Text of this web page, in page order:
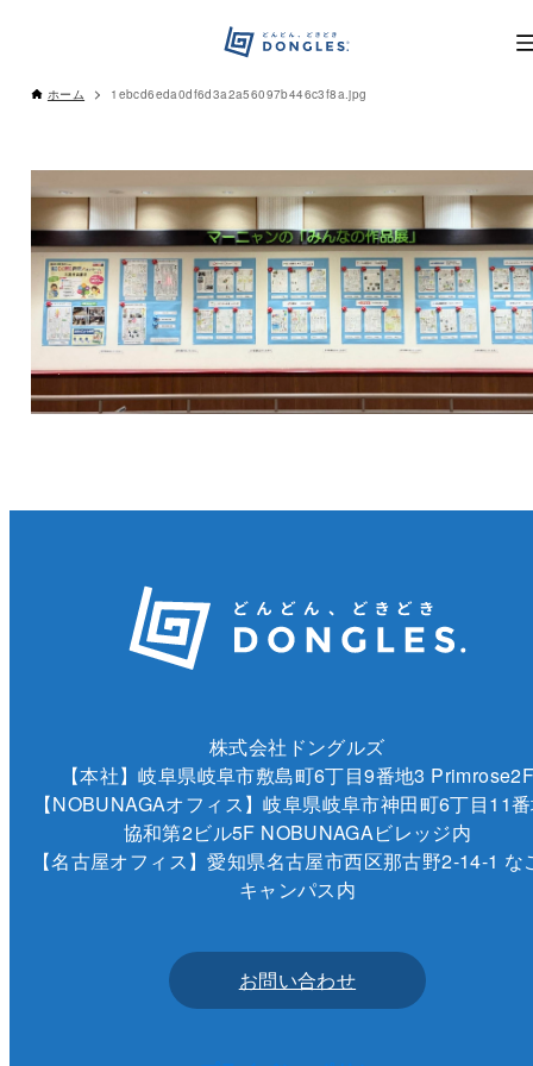
ホーム 1ebcd6eda0df6d3a2a56097b446c3f8a.jpg
株式会社ドングルズ
【本社】岐阜県岐阜市敷島町6丁目9番地3
【NOBUNAGAオフィス】岐阜県岐阜市神田町6丁目11
協和第2ビル5F NOBUNAGAビレッジ内
【名古屋オフィス】愛知県名古屋市西区那古野2-14-1 な
キャンパス内
お問い合わせ